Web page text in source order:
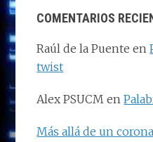
COMENTARIOS
Raúl de la Puente en
twist
Alex PSUCM en
Más allá de un